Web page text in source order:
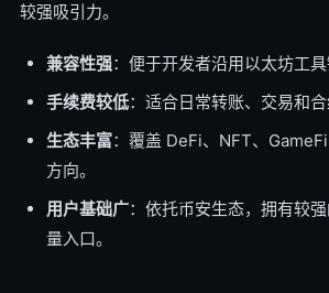
较强吸引力。
兼容性强：便于开发者沿用以太坊工具
手续费较低：适合日常转账、交易和合
生态丰富：覆盖 DeFi、NFT、
方向。
用户基础广：依托币安生态，拥有较
量入口。